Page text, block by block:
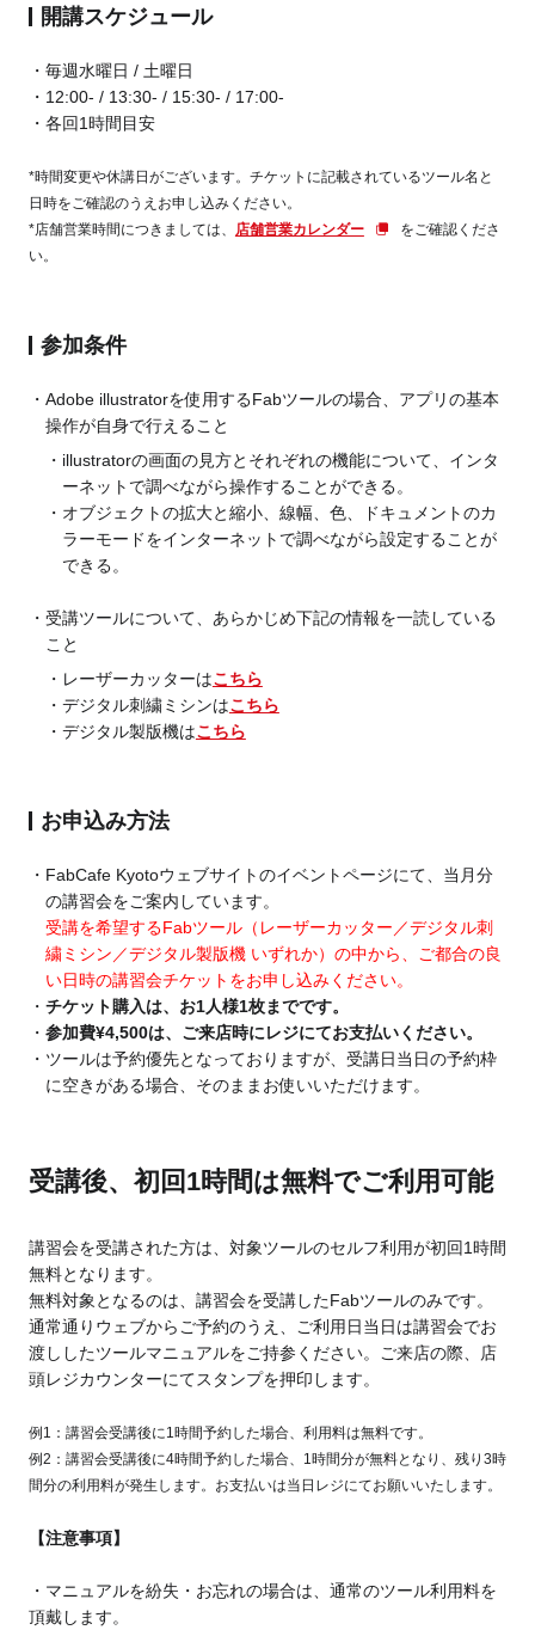
開講スケジュール
毎週水曜日 / 土曜日
12:00- / 13:30- / 15:30- / 17:00-
各回1時間目安
*時間変更や休講日がございます。チケットに記載されているツール名と
日時をご確認のうえお申し込みください。
*店舗営業時間につきましては、 店舗営業カレンダー
をご確認くださ
い。
参加条件
Adobe illustratorを使用するFabツールの場合、アプリの基本
操作が自身で行えること
illustratorの画面の見方とそれぞれの機能について、インタ
ーネットで調べながら操作することができる。
オブジェクトの拡大と縮小、線幅、色、ドキュメントのカ
ラーモードをインターネットで調べながら設定することが
できる。
受講ツールについて、あらかじめ下記の情報を一読している
こと
レーザーカッターはこちら
デジタル刺繍ミシンはこちら
デジタル製版機はこちら
お申込み方法
FabCafe Kyotoウェブサイトのイベントページにて、当月分
の講習会をご案内しています。
受講を希望するFabツール（レーザーカッター／デジタル刺
繍ミシン／デジタル製版機 いずれか）の中から、ご都合の良
い日時の講習会チケットをお申し込みください。
チケット購入は、お1人様1枚までです。
参加費¥4,500は、ご来店時にレジにてお支払いください。
ツールは予約優先となっておりますが、受講日当日の予約枠
に空きがある場合、そのままお使いいただけます。
受講後、初回1時間は無料でご利用可能
講習会を受講された方は、対象ツールのセルフ利用が初回1時間
無料となります。
無料対象となるのは、講習会を受講したFabツールのみです。
通常通りウェブからご予約のうえ、ご利用日当日は講習会でお
渡ししたツールマニュアルをご持参ください。ご来店の際、店
頭レジカウンターにてスタンプを押印します。
例1：講習会受講後に1時間予約した場合、利用料は無料です。
例2：講習会受講後に4時間予約した場合、1時間分が無料となり、残り3時
間分の利用料が発生します。お支払いは当日レジにてお願いいたします。
【注意事項】
・マニュアルを紛失・お忘れの場合は、通常のツール利用料を
頂戴します。